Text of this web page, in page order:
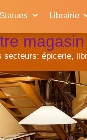
Statues Librairie
magasin
épicerie,